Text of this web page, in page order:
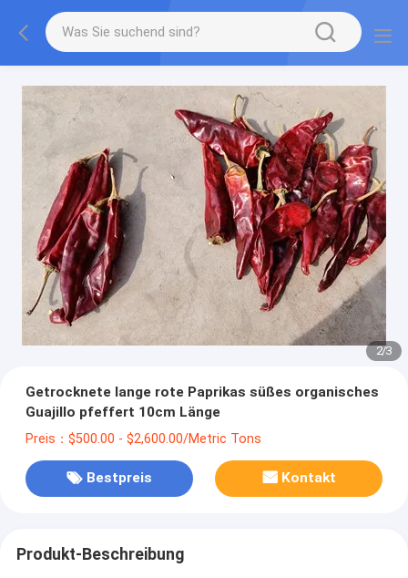
2/3
Getrocknete lange rote Paprikas süßes organisches
Guajillo pfeffert 10cm Länge
Preis：$500.00 - $2,600.00/Metric Tons
Bestpreis Kontakt
Produkt-Beschreibung